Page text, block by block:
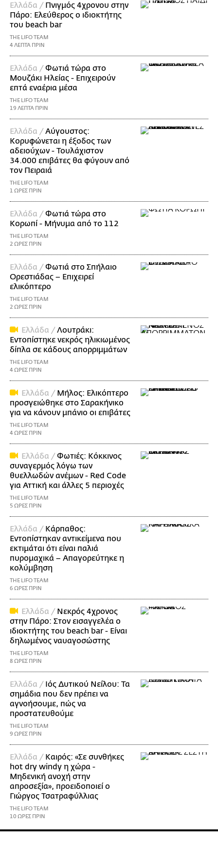
Ελλάδα / Πνιγμός 4χρονου στην
Πάρο: Ελεύθερος ο ιδιοκτήτης
του beach bar
THE LIFO TEAM
4 ΛΕΠΤΑ ΠΡΙΝ
Ελλάδα /Φωτιά τώρα στο
Μουζάκι Ηλείας - Επιχειρούν
επτά εναέρια μέσα
THE LIFO TEAM
19 ΛΕΠΤΑ ΠΡΙΝ
Ελλάδα /Αύγουστος:
Κορυφώνεται η έξοδος των
αδειούχων - Τουλάχιστον
34.000 επιβάτες θα φύγουν από
τον Πειραιά
THE LIFO TEAM
1 ΩΡΕΣ ΠΡΙΝ
Ελλάδα /Φωτιά τώρα στο
Κορωπί - Μήνυμα από το 112
THE LIFO TEAM
2 ΩΡΕΣ ΠΡΙΝ
Ελλάδα /Φωτιά στο Σπήλαιο
Ορεστιάδας – Επιχειρεί
ελικόπτερο
THE LIFO TEAM
2 ΩΡΕΣ ΠΡΙΝ
Ελλάδα /Λουτράκι:
Εντοπίστηκε νεκρός ηλικιωμένος
δίπλα σε κάδους απορριμμάτων
THE LIFO TEAM
4 ΩΡΕΣ ΠΡΙΝ
Ελλάδα / Μήλος: Ελικόπτερο
προσγειώθηκε στο Σαρακήνικο
για να κάνουν μπάνιο οι επιβάτες
THE LIFO TEAM
4 ΩΡΕΣ ΠΡΙΝ
Ελλάδα /Φωτιές: Κόκκινος
συναγερμός λόγω των
θυελλωδών ανέμων - Red Code
για Αττική και άλλες 5 περιοχές
THE LIFO TEAM
5 ΩΡΕΣ ΠΡΙΝ
Ελλάδα / Κάρπαθος:
Εντοπίστηκαν αντικείμενα που
εκτιμάται ότι είναι παλιά
πυρομαχικά – Απαγορεύτηκε η
κολύμβηση
THE LIFO TEAM
6 ΩΡΕΣ ΠΡΙΝ
Ελλάδα / Νεκρός 4χρονος
στην Πάρο: Στον εισαγγελέα ο
ιδιοκτήτης του beach bar - Είναι
δηλωμένος ναυαγοσώστης
THE LIFO TEAM
8 ΩΡΕΣ ΠΡΙΝ
Ελλάδα / Ιός Δυτικού Νείλου: Τα
σημάδια που δεν πρέπει να
αγνοήσουμε, πώς να
προστατευθούμε
THE LIFO TEAM
9 ΩΡΕΣ ΠΡΙΝ
Ελλάδα / Καιρός: «Σε συνθήκες
hot dry windy η χώρα -
Μηδενική ανοχή στην
απροσεξία», προειδοποιεί ο
Γιώργος Τσατραφύλλιας
THE LIFO TEAM
10 ΩΡΕΣ ΠΡΙΝ